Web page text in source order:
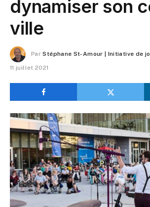
dynamiser son
ville
Par Stéphane St-Amour | Initiative de
11 juillet 2021